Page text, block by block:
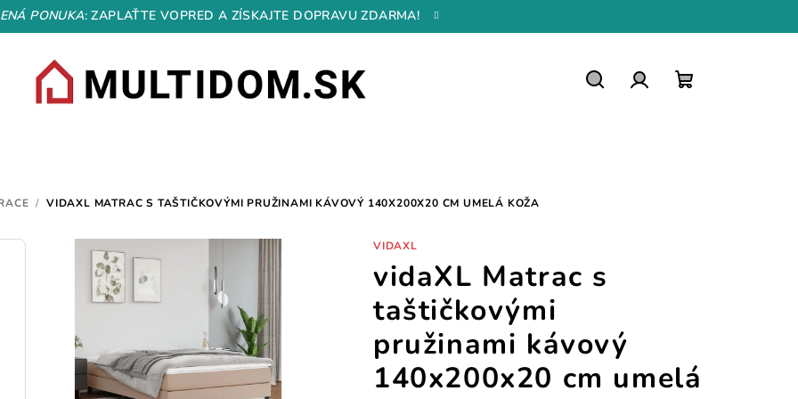
PONUKA: ZAPLAŤTE VOPRED A ZÍSKAJTE DOPRAVU ZDARMA!
/ VIDAXL MATRAC S TAŠTIČKOVÝMI PRUŽINAMI KÁVOVÝ 140X200X20 CM UMELÁ KOŽA
VIDAXL
vidaXL Matrac s
taštičkovými
pružinami kávový
140x200x20 cm umelá